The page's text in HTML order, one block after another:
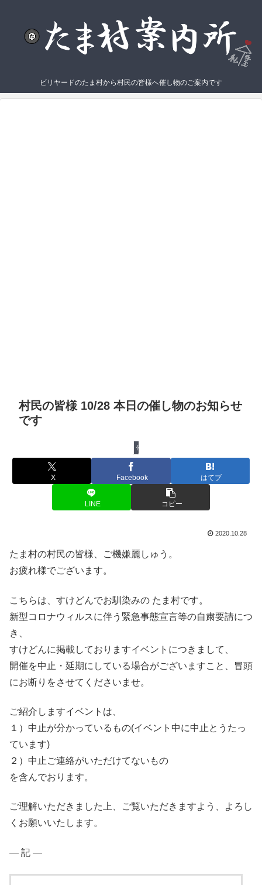
ビリヤードのたま村から村民の皆様へ催し物のご案内です
村民の皆様 10/28 本日の催し物のお知らせ
です
催し物
X Facebook はてブ
LINE コピー
2020.10.28
たま村の村民の皆様、ご機嫌麗しゅう。
お疲れ様でございます。
こちらは、すけどんでお馴染みの たま村です。
新型コロナウィルスに伴う緊急事態宣言等の自粛要請につ
き、
すけどんに掲載しておりますイベントにつきまして、
開催を中止・延期にしている場合がございますこと、冒頭
にお断りをさせてくださいませ。
ご紹介しますイベントは、
１）中止が分かっているもの(イベント中に中止とうたっ
ています)
２）中止ご連絡がいただけてないもの
を含んでおります。
ご理解いただきました上、ご覧いただきますよう、よろし
くお願いいたします。
― 記 ―